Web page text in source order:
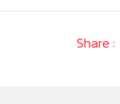
Share :